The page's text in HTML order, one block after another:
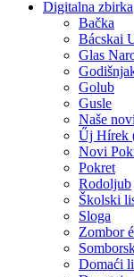
Digitalna zbirka
Bačka
Bácskai
Glas
Golub
Gusle
Naše
Űj Hírek
Novi
Pokret
Rodoljub
Školski
Sloga
Zombor
Domaći